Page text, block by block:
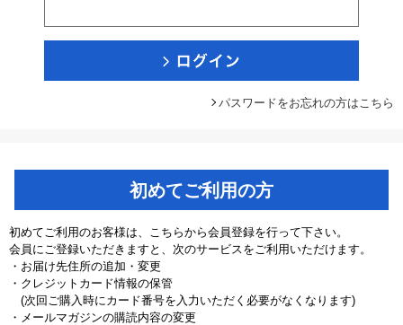
パスワードをお忘れの方はこちら
初めてご利用の方
初めてご利用のお客様は、こちらから会員登録を行って下さい。
会員にご登録いただきますと、次のサービスをご利用いただけます。
・お届け先住所の追加・変更
・クレジットカード情報の保管
(次回ご購入時にカード番号を入力いただく必要がなくなります)
・メールマガジンの購読内容の変更